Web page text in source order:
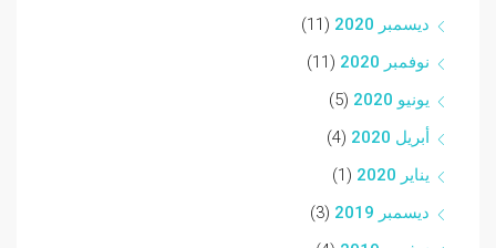
ديسمبر 2020
(11)
نوفمبر 2020
(11)
يونيو 2020
(5)
أبريل 2020
(4)
يناير 2020
(1)
ديسمبر 2019
(3)